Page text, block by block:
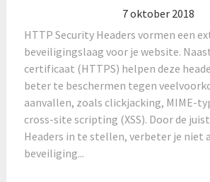
7 oktober 2018
HTTP Security Headers vormen een
beveiligingslaag voor je website.
certificaat (HTTPS) helpen deze
beter te beschermen tegen
aanvallen, zoals clickjacking, MIME-
cross-site scripting (XSS). Door de
Headers in te stellen, verbeter je niet
beveiliging...